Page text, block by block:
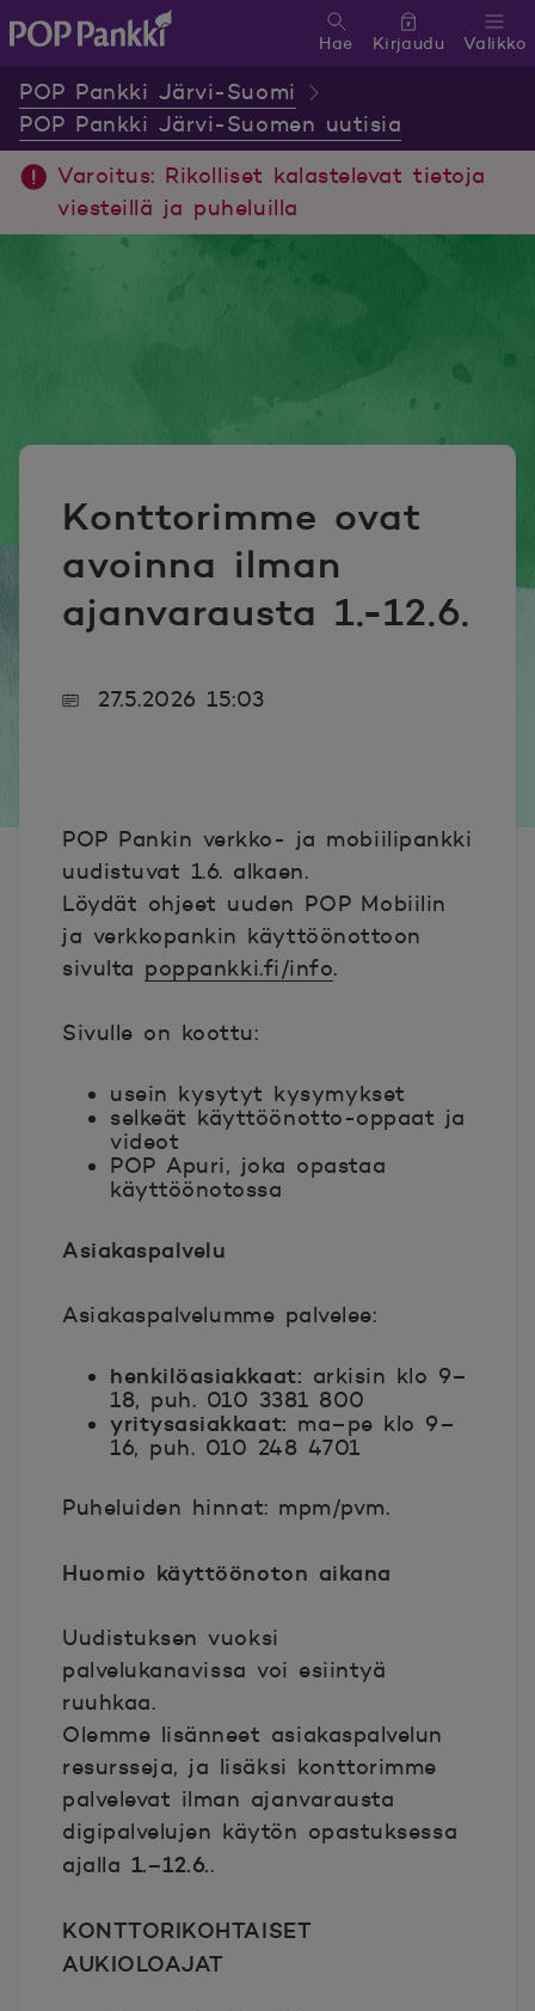
Valikko
Hae Kirjaudu
POP Pankki Järvi-Suomi
POP Pankki Järvi-Suomen uutisia
Varoitus: Rikolliset kalastelevat tietoja
viesteillä ja puheluilla
Konttorimme ovat
avoinna ilman
ajanvarausta 1.-12.6.
27.5.2026 15:03
POP Pankin verkko- ja mobiilipankki
uudistuvat 1.6. alkaen.
Löydät ohjeet uuden POP Mobiilin
ja verkkopankin käyttöönottoon
sivulta poppankki.fi/info.
Sivulle on koottu:
usein kysytyt kysymykset
selkeät käyttöönotto-oppaat ja
videot
POP Apuri, joka opastaa
käyttöönotossa
Asiakaspalvelu
Asiakaspalvelumme palvelee:
henkilöasiakkaat: arkisin klo 9–
18, puh. 010 3381 800
yritysasiakkaat: ma–pe klo 9–
16, puh. 010 248 4701
Puheluiden hinnat: mpm/pvm.
Huomio käyttöönoton aikana
Uudistuksen vuoksi
palvelukanavissa voi esiintyä
ruuhkaa.
Olemme lisänneet asiakaspalvelun
resursseja, ja lisäksi konttorimme
palvelevat ilman ajanvarausta
digipalvelujen käytön opastuksessa
ajalla 1.–12.6..
KONTTORIKOHTAISET
AUKIOLOAJAT